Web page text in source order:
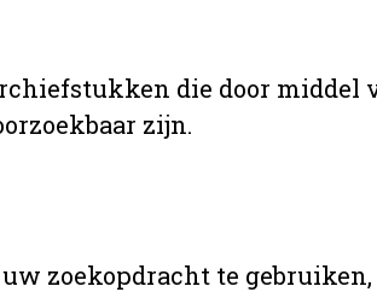
die door middel
zijn.
zoekopdracht te